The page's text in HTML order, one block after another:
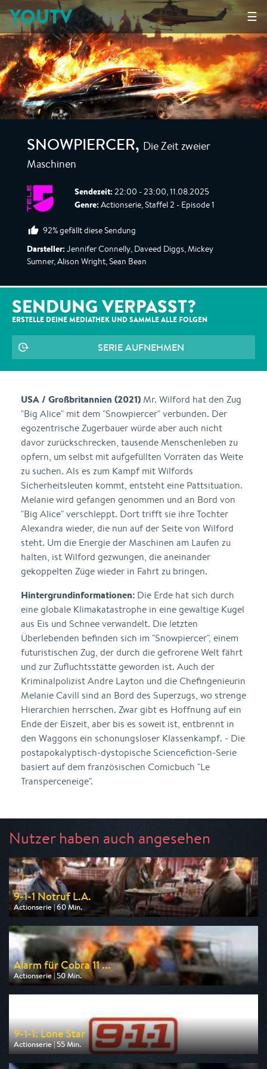
☰
YOUTV
SNOWPIERCER, Die Zeit zweier
Maschinen
Sendezeit: 22:00 - 23:00, 11.08.2025
Genre: Actionserie, Staffel 2 - Episode 1
92% gefällt diese Sendung
Darsteller: Jennifer Connelly, Daveed Diggs, Mickey
Sumner, Alison Wright, Sean Bean
SENDUNG VERPASST?
ERSTELLE DEINE MEDIATHEK UND SAMMLE ALLE FOLGEN
SERIE AUFNEHMEN
USA / Großbritannien (2021) Mr. Wilford hat den Zug
"Big Alice" mit dem "Snowpiercer" verbunden. Der
egozentrische Zugerbauer würde aber auch nicht
davor zurückschrecken, tausende Menschenleben zu
opfern, um selbst mit aufgefüllten Vorräten das Weite
zu suchen. Als es zum Kampf mit Wilfords
Sicherheitsleuten kommt, entsteht eine Pattsituation.
Melanie wird gefangen genommen und an Bord von
"Big Alice" verschleppt. Dort trifft sie ihre Tochter
Alexandra wieder, die nun auf der Seite von Wilford
steht. Um die Energie der Maschinen am Laufen zu
halten, ist Wilford gezwungen, die aneinander
gekoppelten Züge wieder in Fahrt zu bringen.
Hintergrundinformationen: Die Erde hat sich durch
eine globale Klimakatastrophe in eine gewaltige Kugel
aus Eis und Schnee verwandelt. Die letzten
Überlebenden befinden sich im "Snowpiercer", einem
futuristischen Zug, der durch die gefrorene Welt fährt
und zur Zufluchtsstätte geworden ist. Auch der
Kriminalpolizist Andre Layton und die Chefingenieurin
Melanie Cavill sind an Bord des Superzugs, wo strenge
Hierarchien herrschen. Zwar gibt es Hoffnung auf ein
Ende der Eiszeit, aber bis es soweit ist, entbrennt in
den Waggons ein schonungsloser Klassenkampf. - Die
postapokalyptisch-dystopische Sciencefiction-Serie
basiert auf dem französischen Comicbuch "Le
Transperceneige".
Nutzer haben auch angesehen
9-1-1 Notruf L.A.
Actionserie | 60 Min.
Ausgestrahlt von Kabel 1
am 08.08.2026, 20:15
Alarm für Cobra 11 ...
Actionserie | 50 Min.
Ausgestrahlt von RTLup
am 09.08.2026, 20:15
9-1-1: Lone Star
Actionserie | 55 Min.
Ausgestrahlt von Kabel 1
am 08.08.2026, 22:15